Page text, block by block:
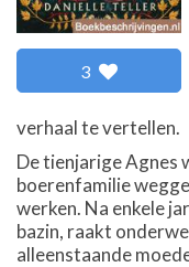
3
verhaal te vertellen.
De tienjarige Agnes
boerenfamilie
werken. Na enkele
bazin, raakt
alleenstaande